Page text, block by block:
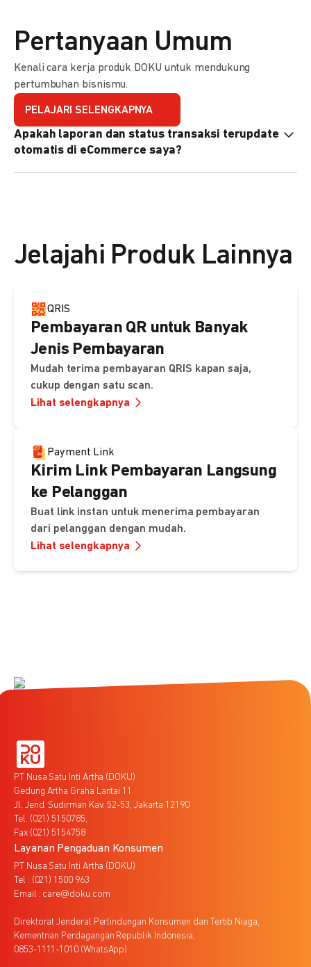
Pertanyaan Umum
Kenali cara kerja produk DOKU untuk mendukung
pertumbuhan bisnismu.
PELAJARI SELENGKAPNYA
Apakah laporan dan status transaksi terupdate
otomatis di eCommerce saya?
Jelajahi Produk Lainnya
QRIS
Pembayaran QR untuk Banyak
Jenis Pembayaran
Mudah terima pembayaran QRIS kapan saja,
cukup dengan satu scan.
Lihat selengkapnya
Payment Link
Kirim Link Pembayaran Langsung
ke Pelanggan
Buat link instan untuk menerima pembayaran
dari pelanggan dengan mudah.
Lihat selengkapnya
PT Nusa Satu Inti Artha (DOKU)
Gedung Artha Graha Lantai 11
Jl. Jend. Sudirman Kav. 52-53, Jakarta 12190
Tel. (021) 5150785,
Fax (021) 5154758
Layanan Pengaduan Konsumen
PT Nusa Satu Inti Artha (DOKU)
Tel : (021) 1500 963
Email : care@doku.com
Direktorat Jenderal Perlindungan Konsumen dan Tertib Niaga,
Kementrian Perdagangan Republik Indonesia,
0853-1111-1010 (WhatsApp)